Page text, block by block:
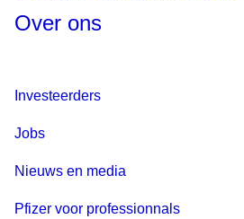
Over ons
Investeerders
Jobs
Nieuws en media
Pfizer voor professionnals